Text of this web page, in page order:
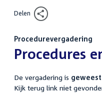
Delen
Procedurevergadering
:Procedures
De vergadering is geweest
Kijk terug link niet